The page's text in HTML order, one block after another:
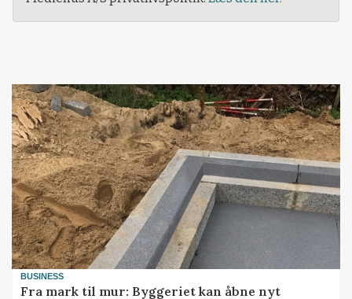
BUSINESS
Fra mark til mur: Byggeriet kan åbne nyt